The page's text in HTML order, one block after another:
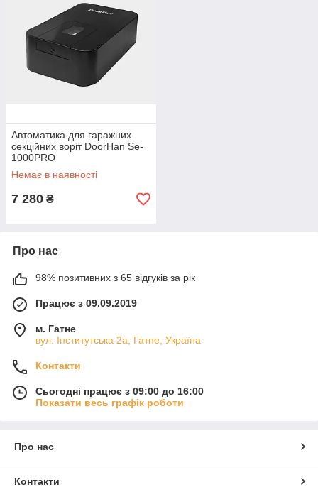
Автоматика для гаражних
секційних воріт DoorHan Se-
1000PRO
Немає в наявності
7 280 ₴
Про нас
98% позитивних з 65 відгуків за рік
Працює з 09.09.2019
м. Гатне
вул. Інститутська 2а, Гатне, Україна
Контакти
Сьогодні працює з 09:00 до 16:00
Показати весь графік роботи
Про нас
Контакти